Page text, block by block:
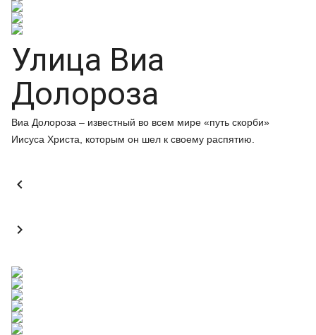
Улица Виа
Долороза
Виа Долороза – известный во всем мире «путь скорби»
Иисуса Христа, которым он шел к своему распятию.

